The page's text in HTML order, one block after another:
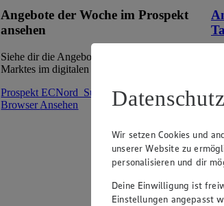
Angebote der Woche im Prospekt
ansehen
Siehe dir die Angebote der Woche deines
Marktes im digitalen Blätterkatalog an.
Prospekt ECNord_Sued_mNF_mW im
BrowserAnsehen
Wir setzen Cookies und
unserer Website zu
personalisieren und dir
Deine Einwilligung ist
Einstellungen angepasst